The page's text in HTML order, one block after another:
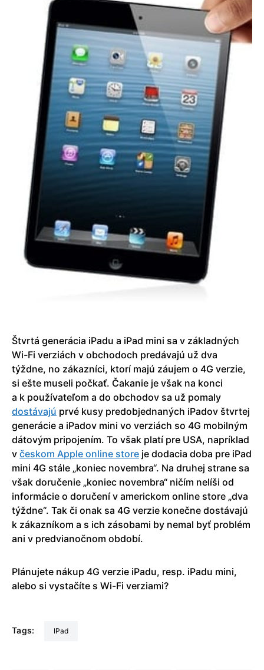
Štvrtá generácia iPadu a iPad mini sa v základných
Wi-Fi verziách v obchodoch predávajú už dva
týždne, no zákazníci, ktorí majú záujem o 4G verzie,
si ešte museli počkať. Čakanie je však na konci
a k používateľom a do obchodov sa už pomaly
dostávajú prvé kusy predobjednaných iPadov štvrtej
generácie a iPadov mini vo verziách so 4G mobilným
dátovým pripojením. To však platí pre USA, napríklad
v českom Apple online store je dodacia doba pre iPad
mini 4G stále „koniec novembra“. Na druhej strane sa
však doručenie „koniec novembra“ ničím nelíši od
informácie o doručení v americkom online store „dva
týždne“. Tak či onak sa 4G verzie konečne dostávajú
k zákazníkom a s ich zásobami by nemal byť problém
ani v predvianočnom období.
Plánujete nákup 4G verzie iPadu, resp. iPadu mini,
alebo si vystačíte s Wi-Fi verziami?
Tags: iPad